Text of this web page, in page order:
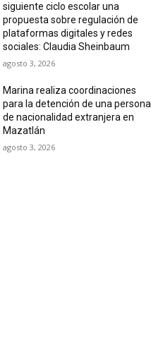
siguiente ciclo escolar una
propuesta sobre regulación de
plataformas digitales y redes
sociales: Claudia Sheinbaum
agosto 3, 2026
Marina realiza coordinaciones
para la detención de una persona
de nacionalidad extranjera en
Mazatlán
agosto 3, 2026